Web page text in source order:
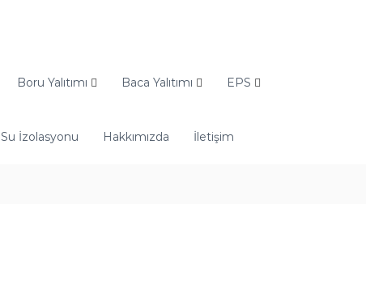
Boru Yalıtımı Baca Yalıtımı EPS
Su İzolasyonu Hakkımızda İletişim